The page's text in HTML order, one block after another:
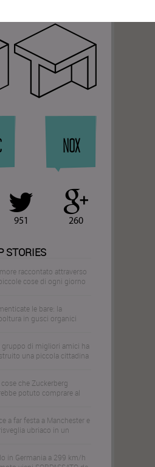
NOX
951 260
STORIES
raccontato attraverso
cose di ogni giorno
le bare: la
in gusci organici
gruppo di migliori amici ha
una piccola cittadina
che Zuckerberg
potuto comprare al
a far festa a Manchester e
ubriaco in un
in Germania a 299 km/h